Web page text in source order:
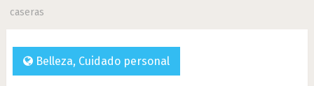
caseras
Belleza, Cuidado personal